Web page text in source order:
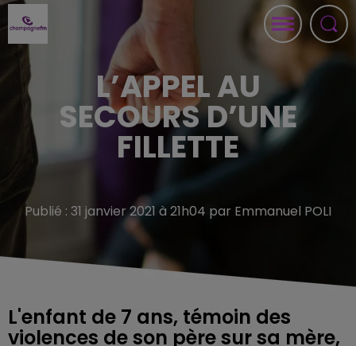
L’APPEL AU
SECOURS D’UNE
FILLETTE
Publié : 31 janvier 2021 à 21h04 par Emmanuel POLI
L'enfant de 7 ans, témoin des
violences de son père sur sa mère,